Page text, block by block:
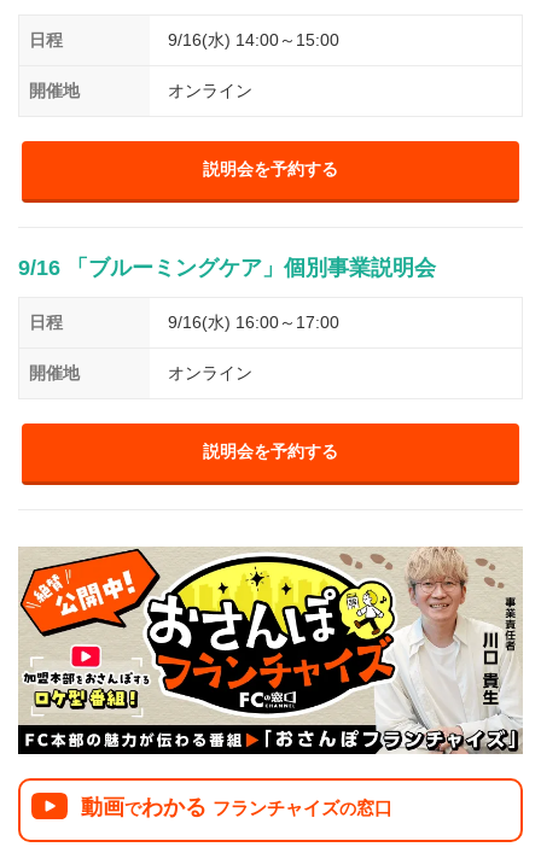
日程 9/16(水) 14:00～15:00
開催地 オンライン
説明会を予約する
9/16 「ブルーミングケア」個別事業説明会
日程 9/16(水) 16:00～17:00
開催地 オンライン
説明会を予約する
動画でわかる フランチャイズの窓口